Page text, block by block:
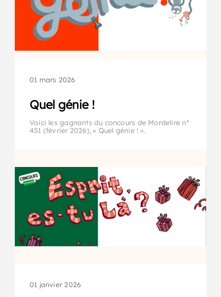
01 mars 2026
Quel génie !
Voici les gagnants du concours de Mordelire n°
451 (février 2026), « Quel génie ! ».
01 janvier 2026